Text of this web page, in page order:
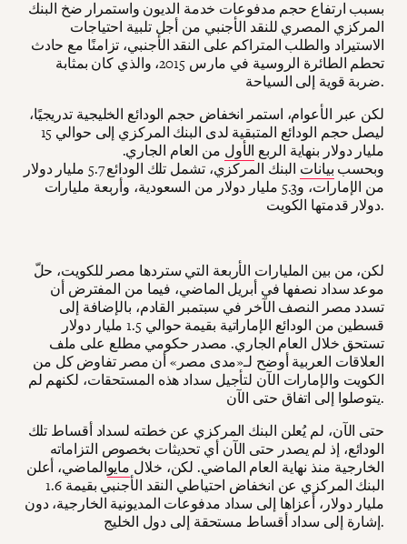
بسبب ارتفاع حجم مدفوعات خدمة الديون واستمرار ضخ البنك
المركزي المصري للنقد الأجنبي من أجل تلبية احتياجات
الاستيراد والطلب المتراكم على النقد الأجنبي، تزامنًا مع حادث
تحطم الطائرة الروسية في مارس 2015، والذي كان بمثابة
ضربة قوية إلى السياحة.
لكن عبر الأعوام، استمر انخفاض حجم الودائع الخليجية تدريجيًا،
ليصل حجم الودائع المتبقية لدى البنك المركزي إلى حوالي 15
مليار دولار بنهاية الربع الأول من العام الجاري.
وبحسب بيانات
البنك المركزي، تشمل تلك الودائع 5.7 مليار دولار
من الإمارات، و5.3 مليار دولار من السعودية، وأربعة مليارات
دولار قدمتها الكويت.
لكن، من بين المليارات الأربعة التي ستردها مصر للكويت، حلّ
موعد سداد نصفها في أبريل الماضي، فيما من المفترض أن
تسدد مصر النصف الآخر في سبتمبر القادم، بالإضافة إلى
قسطين من الودائع الإماراتية بقيمة حوالي 1.5 مليار دولار
تستحق خلال العام الجاري. مصدر حكومي مطلع على ملف
العلاقات العربية أوضح لـ«مدى مصر» أن مصر تفاوض كل من
الكويت والإمارات الآن لتأجيل سداد هذه المستحقات، لكنهم لم
يتوصلوا إلى اتفاق حتى الآن.
حتى الآن، لم يُعلن البنك المركزي عن خطته لسداد أقساط تلك
الودائع، إذ لم يصدر حتى الآن أي تحديثات بخصوص التزاماته
الخارجية منذ نهاية العام الماضي. لكن، خلال مايوالماضي، أعلن
البنك المركزي عن انخفاض احتياطي النقد الأجنبي بقيمة 1.6
مليار دولار، أعزاها إلى سداد مدفوعات المديونية الخارجية، دون
إشارة إلى سداد أقساط مستحقة إلى دول الخليج.